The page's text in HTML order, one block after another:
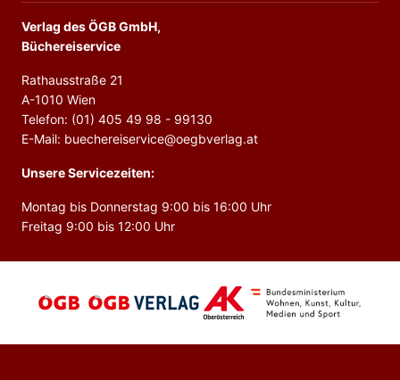
Verlag des ÖGB GmbH,
Büchereiservice
Rathausstraße 21
A-1010 Wien
Telefon: (01) 405 49 98 - 99130
E-Mail: buechereiservice@oegbverlag.at
Unsere Servicezeiten:
Montag bis Donnerstag 9:00 bis 16:00 Uhr
Freitag 9:00 bis 12:00 Uhr